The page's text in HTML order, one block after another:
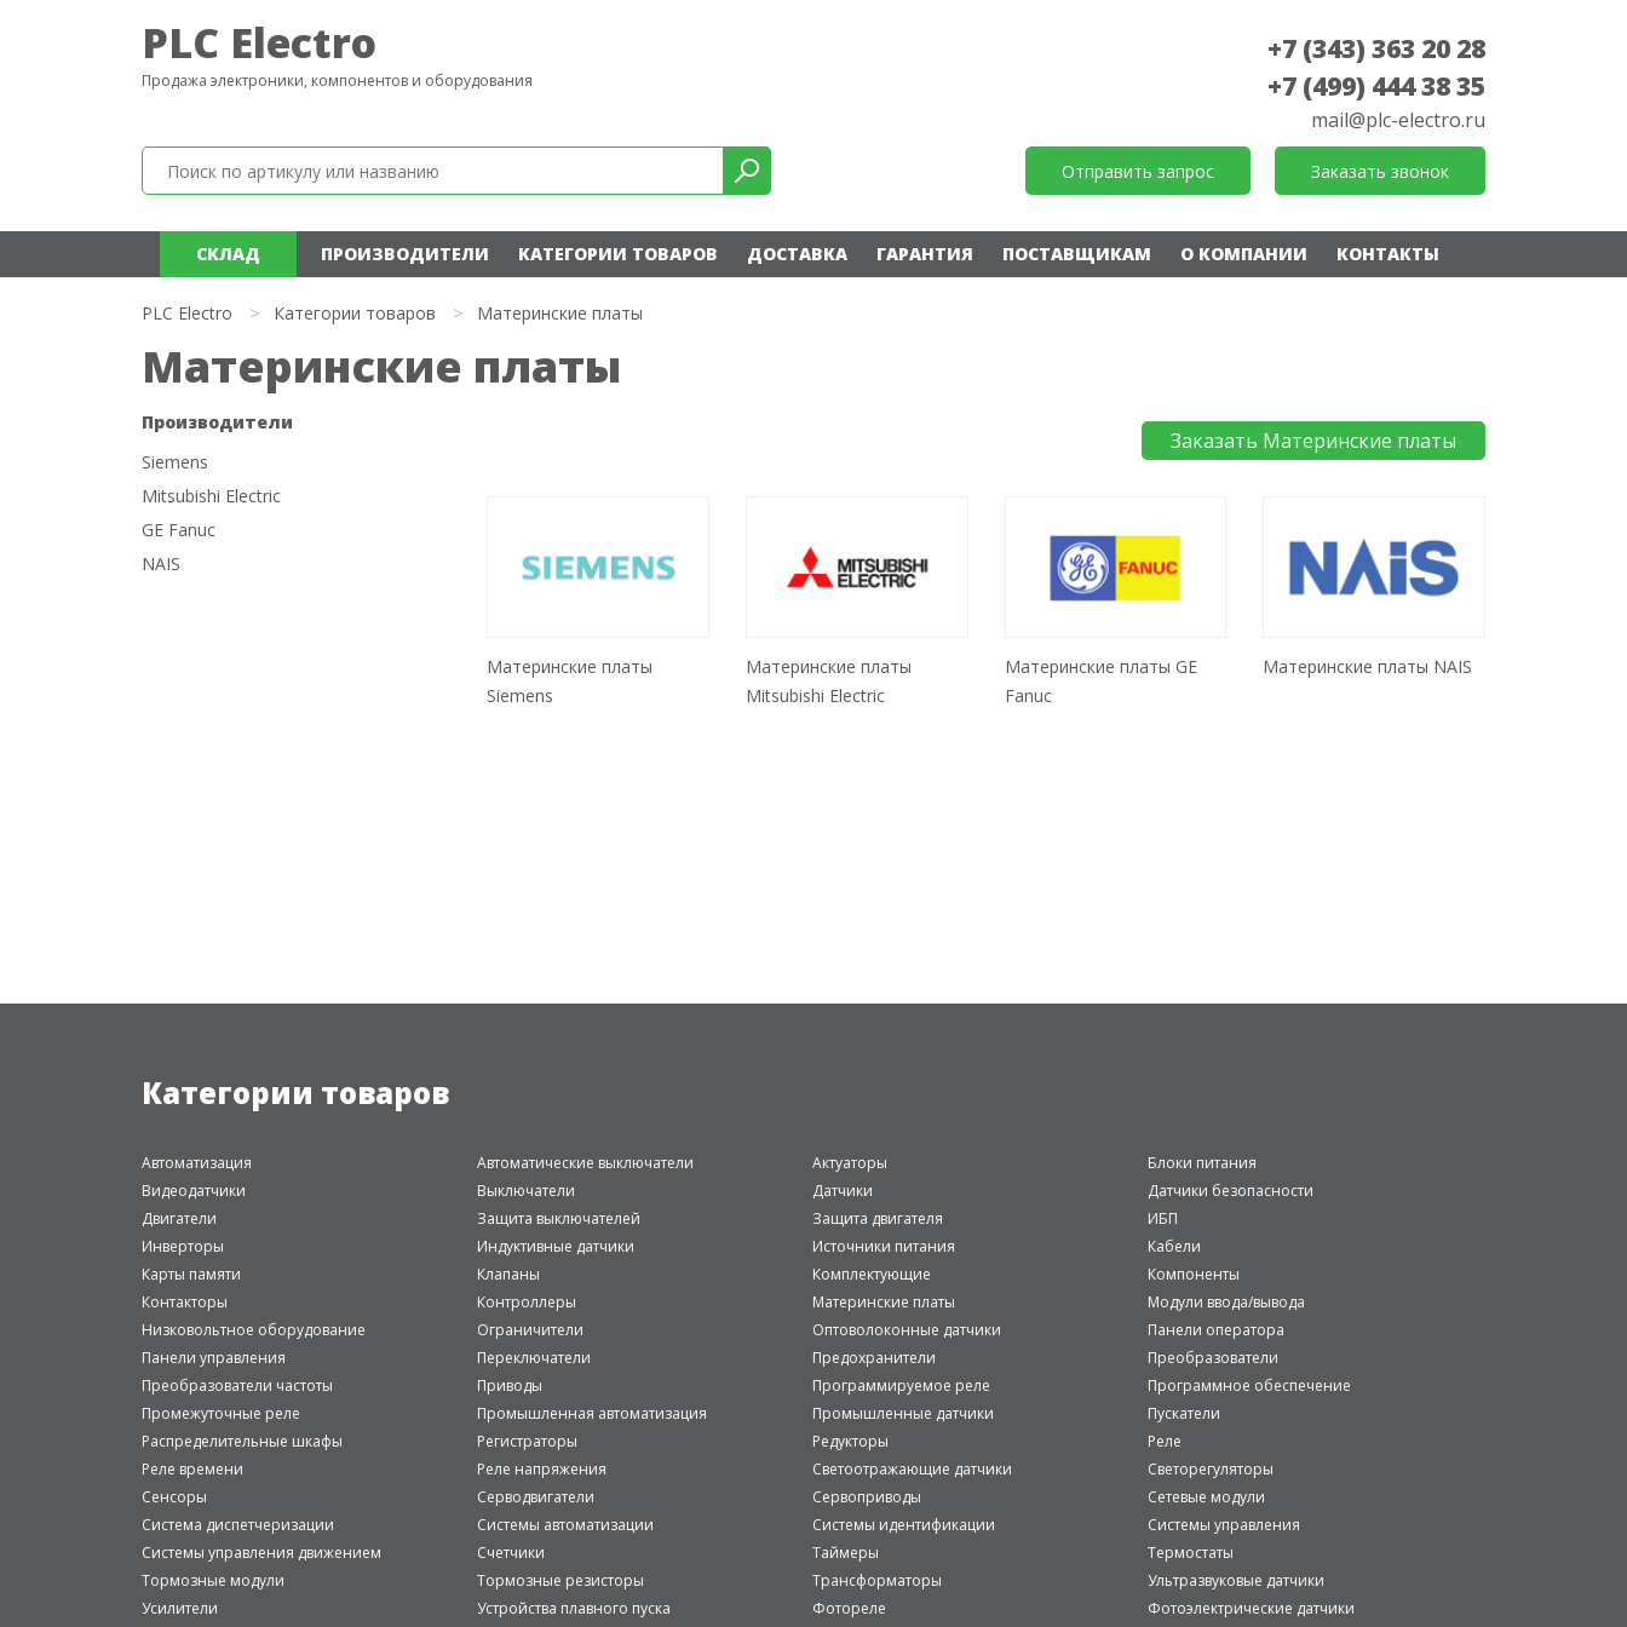
PLC Electro
Продажа электроники, компонентов и оборудования
+7 (343) 363 20 28
+7 (499) 444 38 35
mail@plc-electro.ru
Отправить запрос Заказать звонок
СКЛАД ПРОИЗВОДИТЕЛИ КАТЕГОРИИ ТОВАРОВ ДОСТАВКА ГАРАНТИЯ ПОСТАВЩИКАМ О КОМПАНИИ КОНТАКТЫ
PLC Electro > Категории товаров > Материнские платы
Материнские платы
Производители
Siemens
Mitsubishi Electric
GE Fanuc
NAIS
Заказать Материнские платы
Материнские платы
Siemens
Материнские платы
Mitsubishi Electric
Материнские платы GE
Fanuc
Материнские платы NAIS
Категории товаров
Автоматизация Автоматические выключатели Актуаторы
Блоки питания
Видеодатчики
Выключатели Датчики
Датчики безопасности
Двигатели
Защита выключателей Защита двигателя
ИБП
Инверторы
Индуктивные датчики Источники питания
Кабели
Карты памяти
Клапаны Комплектующие
Компоненты
Контакторы
Контроллеры Материнские платы
Модули ввода/вывода
Низковольтное оборудование
Ограничители Оптоволоконные датчики
Панели оператора
Панели управления
Переключатели Предохранители
Преобразователи
Преобразователи частоты
Приводы Программируемое реле
Программное обеспечение
Промежуточные реле
Промышленная автоматизация Промышленные датчики
Пускатели
Распределительные шкафы
Регистраторы Редукторы
Реле
Реле времени
Реле напряжения Светоотражающие датчики
Светорегуляторы
Сенсоры
Серводвигатели Сервоприводы
Сетевые модули
Система диспетчеризации
Системы автоматизации Системы идентификации
Системы управления
Системы управления движением
Счетчики Таймеры
Термостаты
Тормозные модули
Тормозные резисторы Трансформаторы
Ультразвуковые датчики
Усилители
Устройства плавного пуска Фотореле
Фотоэлектрические датчики